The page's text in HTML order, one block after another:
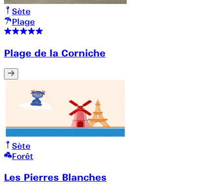
Sète
Plage
Plage de la Corniche
Sète
Forêt
Les Pierres Blanches